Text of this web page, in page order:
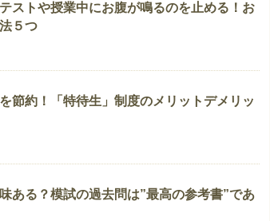
テストや授業中にお腹が鳴るのを止める！お
５つ
節約！「特待生」制度のメリットデメリッ
ある？模試の過去問は”最高の参考書”であ